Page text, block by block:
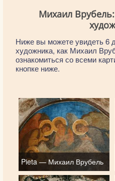
Михаил
Ниже вы можете увидеть 6
художника, как Михаил
ознакомиться со всеми
кнопке ниже.
Pieta — Михаил Врубель